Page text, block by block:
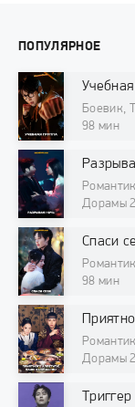
ПОПУЛЯРНОЕ
Боевик,
98 мин
Дорамы
Спаси
98 мин
Дорамы
Триггер